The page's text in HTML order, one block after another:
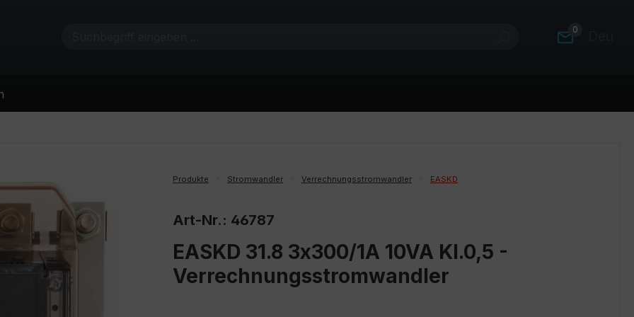
0
Produkte Stromwandler Verrechnungsstromwandler EASKD
Art-Nr.: 46787
EASKD 31.8 3x300/1A 10VA Kl.0,5 -
Verrechnungsstromwandler